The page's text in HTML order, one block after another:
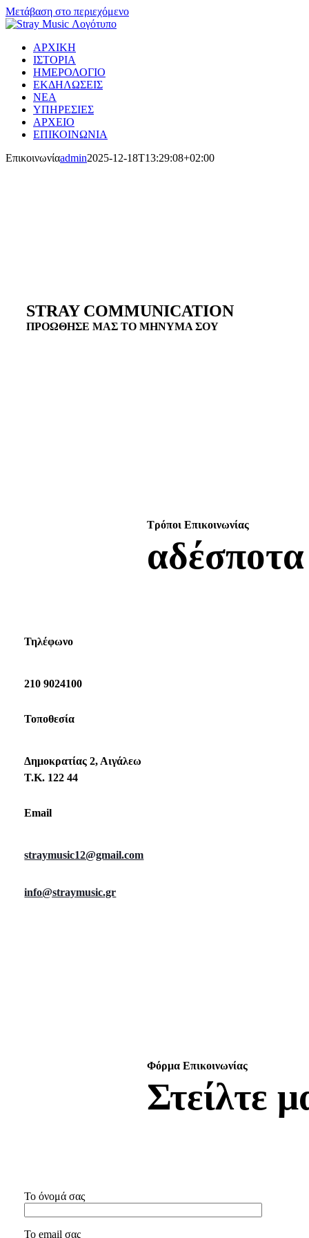
Μετάβαση στο περιεχόμενο
ΑΡΧΙΚΗ
ΙΣΤΟΡΙΑ
ΗΜΕΡΟΛΟΓΙΟ
ΕΚΔΗΛΩΣΕΙΣ
ΝΕΑ
ΥΠΗΡΕΣΙΕΣ
ΑΡΧΕΙΟ
ΕΠΙΚΟΙΝΩΝΙΑ
Επικοινωνίαadmin2025-12-18T13:29:08+02:00
STRAY COMMUNICATION
ΠΡΟΩΘΗΣΕ ΜΑΣ ΤΟ ΜΗΝΥΜΑ ΣΟΥ
Τρόποι Επικοινωνίας
Τηλέφωνο
210 9024100
Τοποθεσία
Δημοκρατίας 2, Αιγάλεω
Τ.Κ. 122 44
Email
straymusic12@gmail.com
info@straymusic.gr
Φόρμα Επικοινωνίας
Στείλτε
Το όνομά σας
Το email σας